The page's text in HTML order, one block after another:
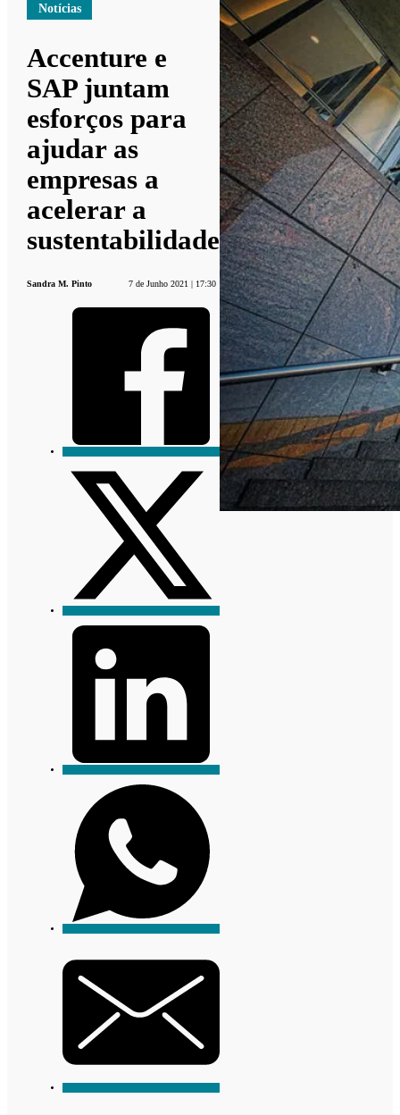
Notícias
Accenture e
SAP juntam
esforços para
ajudar as
empresas a
acelerar a
sustentabilidade
Sandra M. Pinto 7 de Junho 2021 | 17:30